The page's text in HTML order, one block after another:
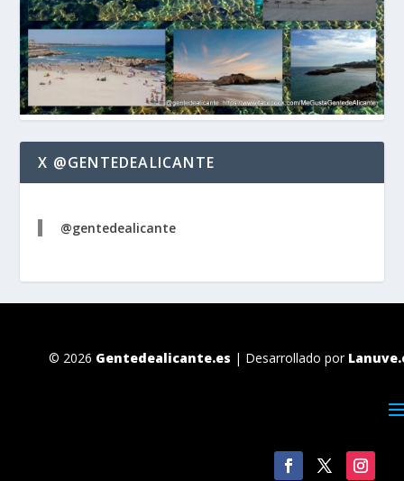
X @GENTEDEALICANTE
@gentedealicante
© 2026 Gentedealicante.es | Desarrollado por